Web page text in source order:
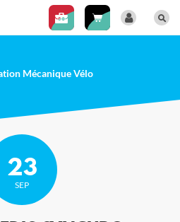
Mécanique Vélo
23
SEP